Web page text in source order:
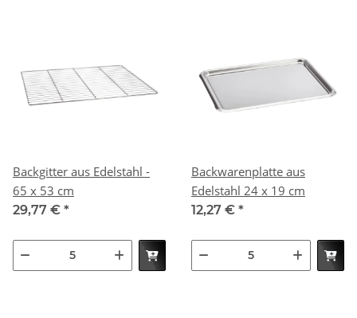
Backgitter aus Edelstahl -
65 x 53 cm
29,77 € *
Backwarenplatte aus
Edelstahl 24 x 19 cm
12,27 € *